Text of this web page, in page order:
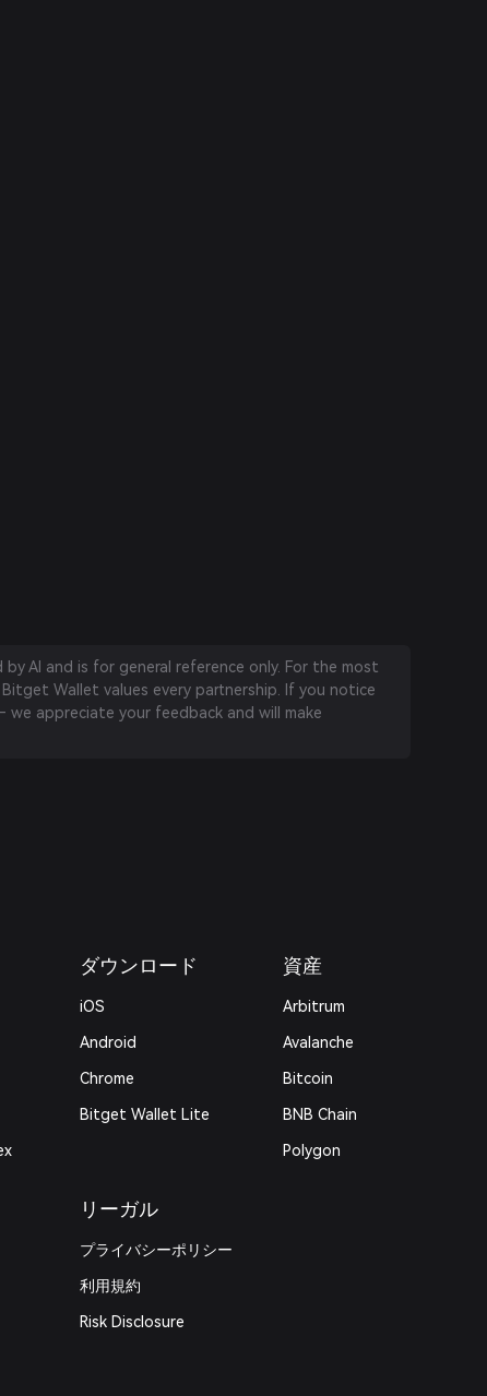
AI and is for general reference only. For the most
Wallet values every partnership. If you notice
we appreciate your feedback and will make
ダウンロード
iOS
Android
Chrome
Bitget Wallet Lite
リーガル
プライバシーポリシー
利用規約
Risk Disclosure
資産
Arbitrum
Avalanche
Bitcoin
BNB Chain
Polygon